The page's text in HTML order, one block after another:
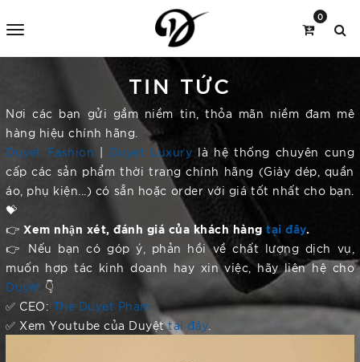
0
TIN TỨC
Nơi các bạn gửi gắm niềm tin, thỏa mãn niềm đam mê
hàng hiệu chính hãng.
Duyet Fashion | Duyet Luxury là hệ thống chuyên cung
cấp các sản phẩm thời trang chính hãng (Giày dép, quần
áo, phụ kiện...) có sẵn hoặc order với giá tốt nhất cho bạn.
💝
👉 Xem nhận xét, đánh giá của khách hàng tại đây.
👉 Nếu bạn có góp ý, phản hồi về chất lượng dịch vụ,
muốn hợp tác kinh doanh hay xin việc, hãy liên hệ cho
Duyệt 👇
✅ CEO: The Duyet Pham
✅ Xem Youtube của Duyệttại đây.